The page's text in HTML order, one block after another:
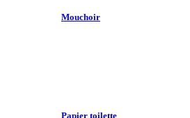
Mouchoir
Papier toilette